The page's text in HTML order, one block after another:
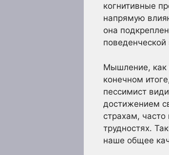
когнитивные
напрямую
она
поведенческой
Мышление, как
конечном
пессимист
достижением
страхам,
трудностях.
наше общее